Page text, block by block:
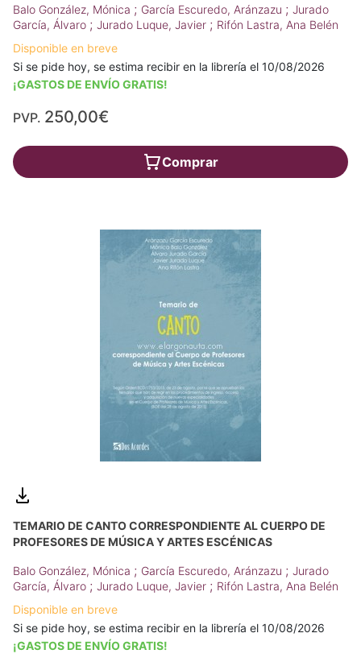
Balo González, Mónica ; García Escuredo, Aránzazu ; Jurado
García, Álvaro ; Jurado Luque, Javier ; Rifón Lastra, Ana Belén
Disponible en breve
Si se pide hoy, se estima recibir en la librería el 10/08/2026
¡GASTOS DE ENVÍO GRATIS!
PVP. 250,00€
Comprar
TEMARIO DE CANTO CORRESPONDIENTE AL CUERPO DE
PROFESORES DE MÚSICA Y ARTES ESCÉNICAS
Balo González, Mónica ; García Escuredo, Aránzazu ; Jurado
García, Álvaro ; Jurado Luque, Javier ; Rifón Lastra, Ana Belén
Disponible en breve
Si se pide hoy, se estima recibir en la librería el 10/08/2026
¡GASTOS DE ENVÍO GRATIS!